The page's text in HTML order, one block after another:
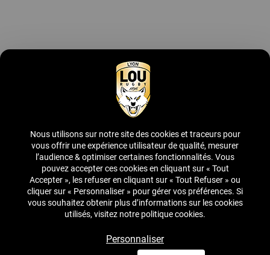
Contactez-nous
Découvrir l'offre
Suivez-nous
©2019 Lou Business Club -Mentions légales / CGU / Politique de
Nous utilisons sur notre site des cookies et traceurs pour
vous offrir une expérience utilisateur de qualité, mesurer
l’audience & optimiser certaines fonctionnalités. Vous
pouvez accepter ces cookies en cliquant sur « Tout
Accepter », les refuser en cliquant sur « Tout Refuser » ou
cliquer sur « Personnaliser » pour gérer vos préférences. Si
vous souhaitez obtenir plus d’informations sur les cookies
utilisés, visitez notre politique cookies.
Personnaliser